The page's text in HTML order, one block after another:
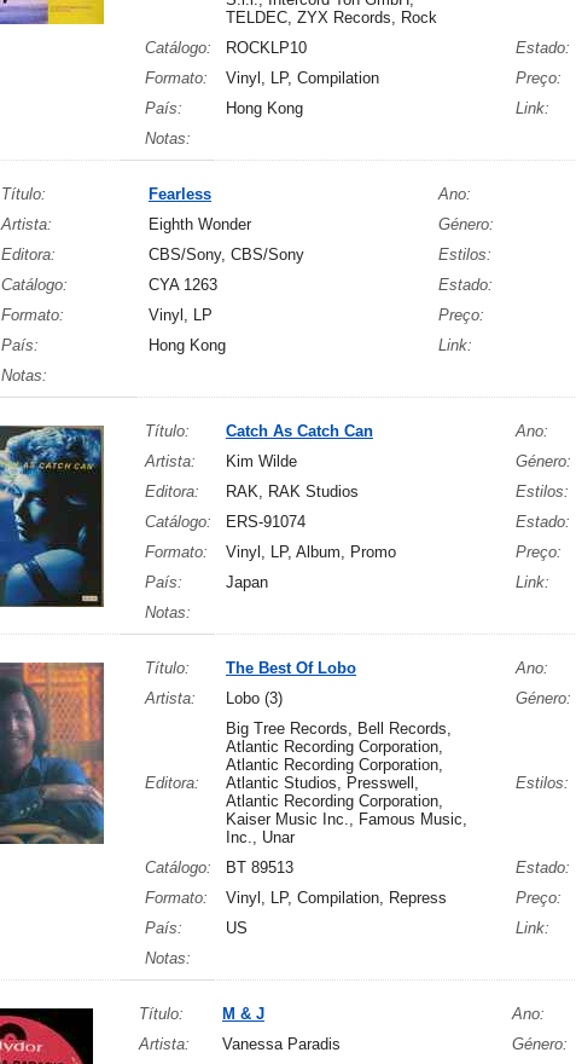
TELDEC, ZYX Records, Rock
Catálogo: ROCKLP10 Estado:
Formato:
Vinyl, LP, Compilation Preço:
País:
Hong Kong Link:
Notas:
Título: Fearless Ano:
Artista:
Eighth Wonder Género:
Editora:
CBS/Sony, CBS/Sony Estilos:
Catálogo:
CYA 1263 Estado:
Formato:
Vinyl, LP Preço:
País:
Hong Kong Link:
Notas:
Título: Catch As Catch Can Ano:
Artista:
Kim Wilde Género:
Editora:
RAK, RAK Studios Estilos:
Catálogo:
ERS-91074 Estado:
Formato:
Vinyl, LP, Album, Promo Preço:
País:
Japan Link:
Notas:
Título: The Best Of Lobo Ano:
Artista:
Lobo (3) Género:
Editora:
Big Tree Records, Bell Records,
Atlantic Recording Corporation,
Atlantic Recording Corporation,
Atlantic Studios, Presswell,
Atlantic Recording Corporation,
Kaiser Music Inc., Famous Music,
Inc., Unar
Estilos:
Catálogo: BT 89513 Estado:
Formato:
Vinyl, LP, Compilation, Repress Preço:
País:
US Link:
Notas:
Título: M & J Ano:
Artista:
Vanessa Paradis Género: